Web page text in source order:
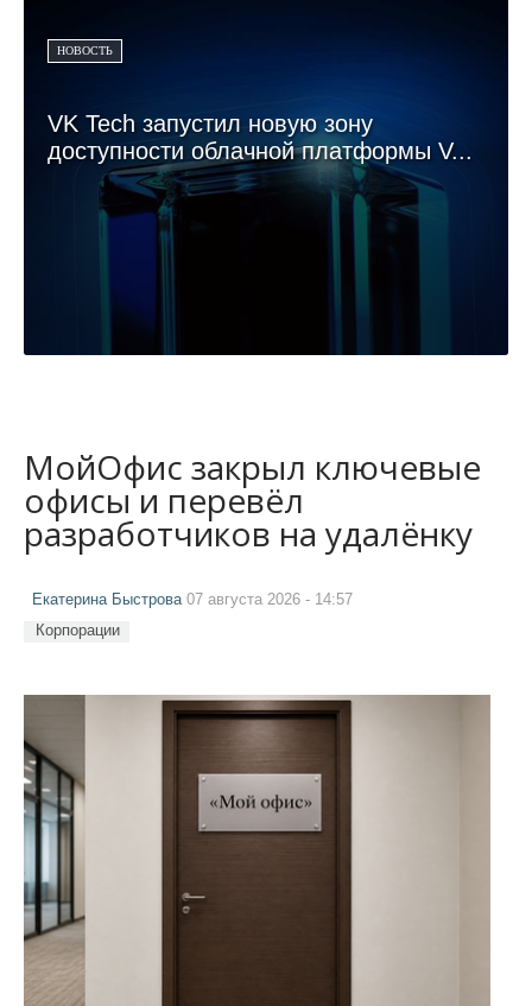
НОВОСТЬ
VK Tech запустил новую зону
доступности облачной платформы V...
МойОфис закрыл ключевые
офисы и перевёл
разработчиков на удалёнку
Екатерина Быстрова07 августа 2026 - 14:57
Корпорации